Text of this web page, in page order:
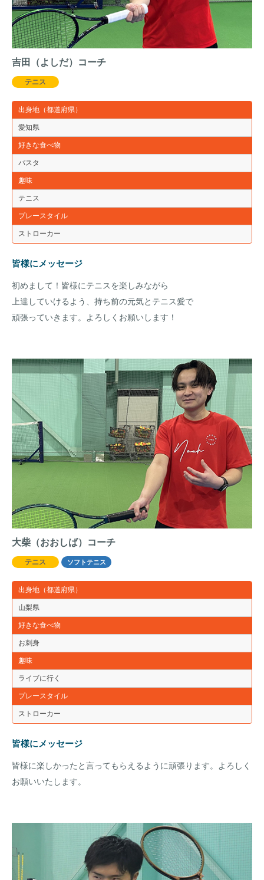
吉田（よしだ）コーチ
テニス
出身地（都道府県）
愛知県
好きな食べ物
パスタ
趣味
テニス
プレースタイル
ストローカー
皆様にメッセージ
初めまして！皆様にテニスを楽しみながら
上達していけるよう、持ち前の元気とテニス愛で
頑張っていきます。よろしくお願いします！
大柴（おおしば）コーチ
テニス ソフトテニス
出身地（都道府県）
山梨県
好きな食べ物
お刺身
趣味
ライブに行く
プレースタイル
ストローカー
皆様にメッセージ
皆様に楽しかったと言ってもらえるように頑張ります。よろしく
お願いいたします。